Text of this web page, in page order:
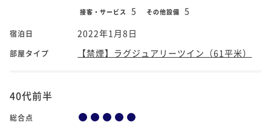
接客・サービス 5 その他設備 5
宿泊日 2022年1月8日
部屋タイプ 【禁煙】ラグジュアリーツイン（61平米）
40代前半
総合点